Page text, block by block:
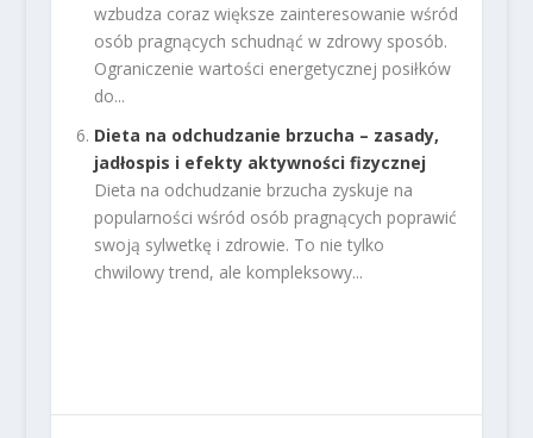
wzbudza coraz większe zainteresowanie wśród
osób pragnących schudnąć w zdrowy sposób.
Ograniczenie wartości energetycznej posiłków
do...
Dieta na odchudzanie brzucha – zasady,
jadłospis i efekty aktywności fizycznej
Dieta na odchudzanie brzucha zyskuje na
popularności wśród osób pragnących poprawić
swoją sylwetkę i zdrowie. To nie tylko
chwilowy trend, ale kompleksowy...